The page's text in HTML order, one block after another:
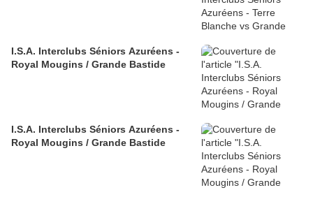
I.S.A. Interclubs Séniors Azuréens -
Royal Mougins / Grande Bastide
I.S.A. Interclubs Séniors Azuréens -
Royal Mougins / Grande Bastide